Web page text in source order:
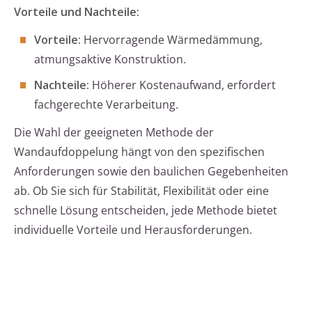
Vorteile und Nachteile:
Vorteile: Hervorragende Wärmedämmung,
atmungsaktive Konstruktion.
Nachteile: Höherer Kostenaufwand, erfordert
fachgerechte Verarbeitung.
Die Wahl der geeigneten Methode der
Wandaufdoppelung hängt von den spezifischen
Anforderungen sowie den baulichen Gegebenheiten
ab. Ob Sie sich für Stabilität, Flexibilität oder eine
schnelle Lösung entscheiden, jede Methode bietet
individuelle Vorteile und Herausforderungen.